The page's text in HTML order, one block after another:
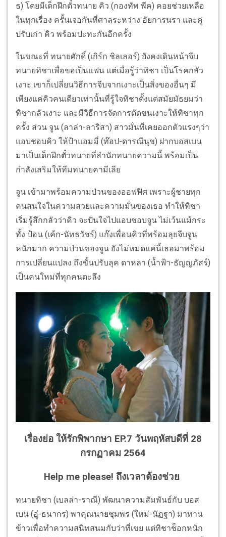
ธ) โดยมีเด็กฝึกตั๋วทนาย คิว (กองทัพ พีค) คอยช่วยเหลือ
ในทุกเรื่อง ครั้นเจอกันที่ศาลระหว่าง อัยการนรา และคู่
ปรับเก่า คิว พร้อมปะทะกันอีกครั้ง
ในขณะที่ ทนายศักดิ์ (เกิร์ก ชิลเลอร์) ยังคงเดินหน้าจีบ
ทนายทิชาเพื่อขอเป็นแฟน แต่เมื่อรู้ว่าทิชา เป็นโรคกลัว
เงาะ เขาก็เปลี่ยนวิธีการจีบจากเงาะเป็นสิ่งของอื่นๆ มี
เพียงแค่คิวคนเดียวเท่านั้นที่รู้ใจทิชาตั้งแต่สมัยมัธยมว่า
ทิชากลัวเงาะ และมีวิธีการจัดการตัดขนเงาะให้ทิชาทุก
ครั้ง ส่วน จูน (ลาล่า-ลาริสา) สาวมั่นที่เคยออกตัวแรงๆว่า
แอบชอบคิว ให้ป้าแอมมี่ (ท๊อป-ดารณีนุช) ฝากบอสเบน
มาเป็นเด็กฝึกตั๋วทนายที่สำนักทนายความนี้ พร้อมเป็น
กำลังเสริมให้ทีมทนายคามีเลีย
จูน เข้ามาพร้อมความป่วนของออฟฟิศ เพราะผู้ชายทุก
คนสนใจในความสวยและความมั่นของเธอ ทำให้ทิชา
เริ่มรู้สึกกลัวว่าคิว จะปันใจไปแอบชอบจูน ไม่เว้นแม้กระ
ทั้ง ป้อน (เค้ก-นัทธวัชร์) แก๊งเพื่อนคิวที่พร้อมลุยจีบจูน
หนักมาก ความป่วนของจูน ยังไม่หมดแค่นี้เธอมาพร้อม
การเปลี่ยนแปลง ถึงขั้นปรับลุค ดาหลา (น้ำฟ้า-ธัญญภัสร์)
เป็นคนใหม่ที่ทุกคนตะลึง
เรื่องย่อ ให้รักพิพากษา EP.7 วันพฤหัสบดีที่ 28
กรกฏาคม 2564
Help me please! ถึงเวลาต้องช่วย
ทนายทิชา (เบลล่า-ราณี) พัฒนาความสัมพันธ์กับ บอส
เบน (อู๋-ธนากร) พาคุณนายชุมพร (ใหม่-นัฏฐา) มาทาน
ข้าวเพื่อทำความสนิทสนมกับว่าที่เขย แต่ทิชาช็อกหนัก